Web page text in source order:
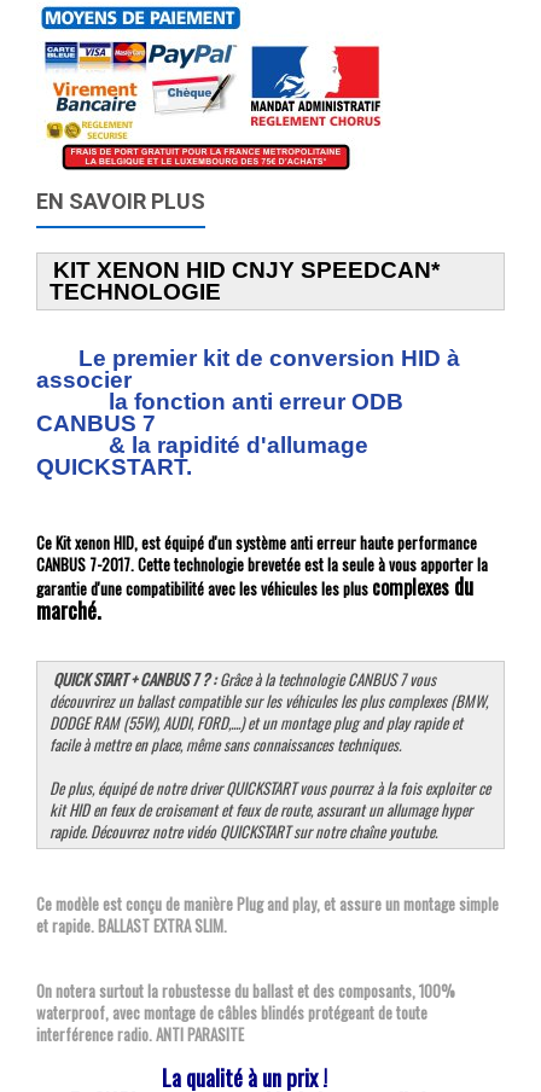
EN SAVOIR PLUS
KIT XENON HID CNJY SPEEDCAN*
TECHNOLOGIE
Le premier kit de conversion HID à
associer
la fonction anti erreur ODB
CANBUS 7
& la rapidité d'allumage
QUICKSTART.
Ce Kit xenon HID, est équipé d'un système anti erreur haute performance
CANBUS 7-2017. Cette technologie brevetée est la seule à vous apporter la
garantie d'une compatibilité avec les véhicules les plus complexes du
marché.
QUICK START + CANBUS 7 ? :Grâce à la technologie CANBUS 7 vous
découvrirez un ballast compatible sur les véhicules les plus complexes (BMW,
DODGE RAM (55W), AUDI, FORD,....) et un montage plug and play rapide et
facile à mettre en place, même sans connaissances techniques.
De plus, équipé de notre driver QUICKSTART vous pourrez à la fois exploiter ce
kit HID en feux de croisement et feux de route, assurant un allumage hyper
rapide. Découvrez notre vidéo QUICKSTART sur notre chaîne youtube.
Ce modèle est conçu de manière Plug and play, et assure un montage simple
et rapide. BALLAST EXTRA SLIM.
On notera surtout la robustesse du ballast et des composants, 100%
waterproof, avec montage de câbles blindés protégeant de toute
interférence radio. ANTI PARASITE
La qualité à un prix !